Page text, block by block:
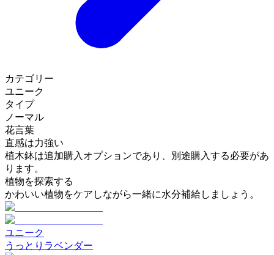
カテゴリー
ユニーク
タイプ
ノーマル
花言葉
直感は力強い
植木鉢は追加購入オプションであり、別途購入する必要があ
ります。
植物を探索する
かわいい植物をケアしながら一緒に水分補給しましょう。
ユニーク
うっとりラベンダー